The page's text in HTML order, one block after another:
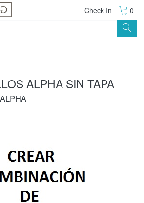
Check In 0
ALPHA SIN TAPA